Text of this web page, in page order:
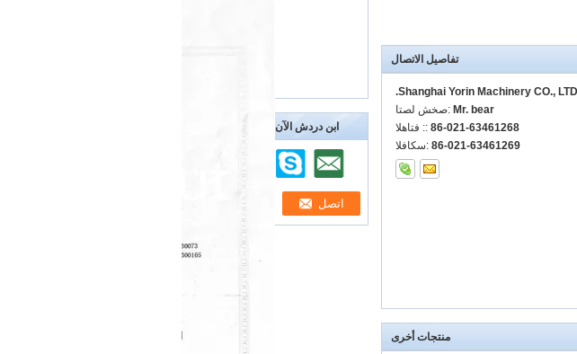
ابن دردش الآن
تفاصيل الاتصال
Shanghai Yorin Machinery CO., LTD.
اتصل شخص: Mr. bear
الهاتف :: 86-021-63461268
الفاكس: 86-021-63461269
منتجات أخرى